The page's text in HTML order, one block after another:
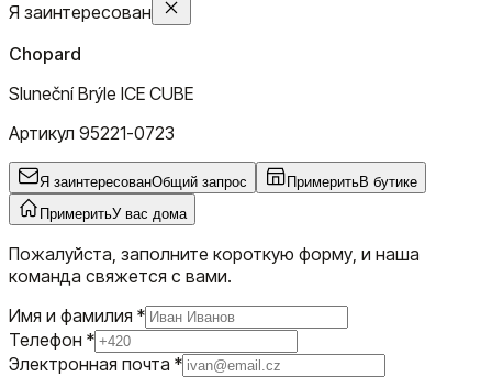
Я заинтересован
Chopard
Sluneční Brýle ICE CUBE
Артикул 95221-0723
Я заинтересованОбщий запрос ПримеритьВ бутике
ПримеритьУ вас дома
Пожалуйста, заполните короткую форму, и наша
команда свяжется с вами.
Имя и фамилия *
Телефон *
Электронная почта *